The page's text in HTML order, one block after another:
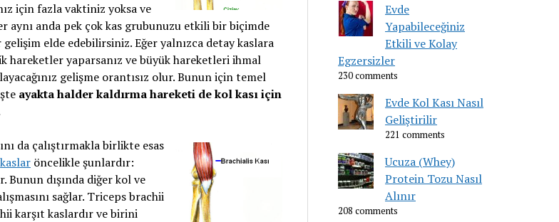
için fazla vaktiniz yoksa ve
aynı anda pek çok kas grubunuzu etkili bir biçimde
elde edebilirsiniz. Eğer yalnızca detay kaslara
hareketler yaparsanız ve büyük hareketleri ihmal
gelişme orantısız olur. Bunun için temel
ayakta halder kaldırma hareketi de kol kası için
da çalıştırmakla birlikte esas
kaslaröncelikle şunlardır:
Bunun dışında diğer kol ve
sağlar. Triceps brachii
karşıt kaslardır ve birini
Evde
Yapabileceğiniz
Etkili ve Kolay
Egzersizler
230 comments
Evde Kol Kası Nasıl
Geliştirilir
221 comments
Ucuza (Whey)
Protein Tozu Nasıl
Alınır
208 comments